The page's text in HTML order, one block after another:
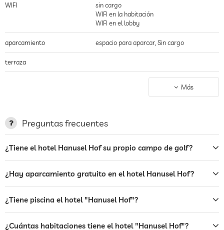
WIFI
sin cargo
WIFI en la habitación
WIFI en el lobby
aparcamiento espacio para aparcar, Sin cargo
terraza
hamacas
café
restaurante
servicio de habitaciones
Más
Preguntas frecuentes
¿Tiene el hotel Hanusel Hof su propio campo de golf?
¿Hay aparcamiento gratuito en el hotel Hanusel Hof?
¿Tiene piscina el hotel "Hanusel Hof"?
¿Cuántas habitaciones tiene el hotel "Hanusel Hof"?